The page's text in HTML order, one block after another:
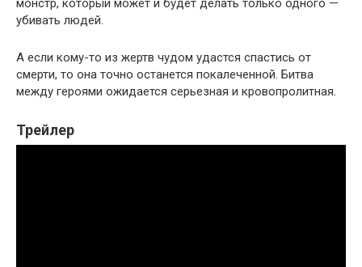
монстр, который может и будет делать только одного —
убивать людей.
А если кому-то из жертв чудом удастся спастись от
смерти, то она точно останется покалеченной. Битва
между героями ожидается серьезная и кровопролитная.
Трейлер